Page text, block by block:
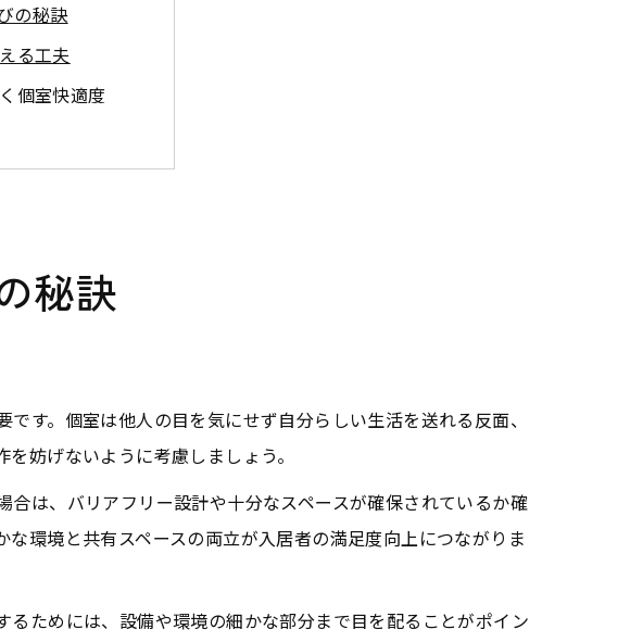
の秘訣
る工夫
個室快適度
と広さ
対策の実践
トを考える
ントを解説
用法と注意点
広さ
生活の鍵
アイデア
秘訣
す。個室は他人の目を気にせず自分らしい生活を送れる反面、
妨げないように考慮しましょう。
は、バリアフリー設計や十分なスペースが確保されているか確
環境と共有スペースの両立が入居者の満足度向上につながりま
ためには、設備や環境の細かな部分まで目を配ることがポイン